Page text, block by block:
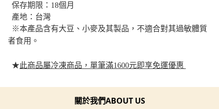
保存期限：18個月
產地：台灣
※本產品含有大豆、小麥及其製品，不適合對其過敏體質
者食用。
★此商品屬冷凍商品，單筆滿1600元即享免運優惠
關於我們ABOUT US